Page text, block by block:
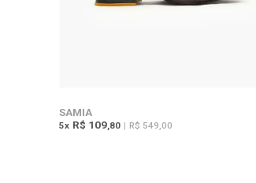
SAMIA
5x R$ 109,80 | R$ 549,00